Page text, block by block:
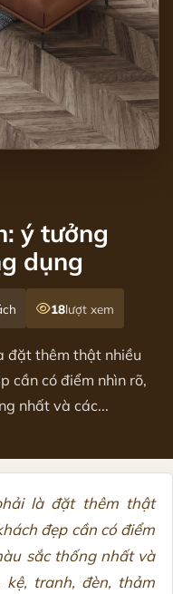
ý tưởng
dụng
18lượt xem
đặt thêm thật nhiều
cần có điểm nhìn rõ,
nhất và các...
là đặt thêm thật
đẹp cần có điểm
sắc thống nhất và
tranh, đèn, thảm